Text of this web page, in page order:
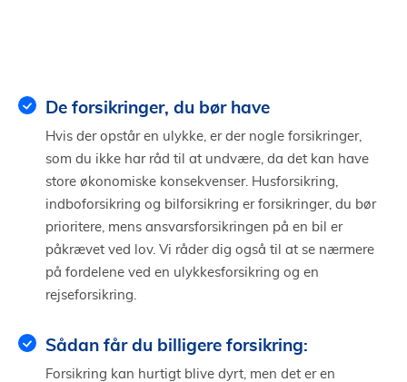
De forsikringer, du bør have
Hvis der opstår en ulykke, er der nogle forsikringer,
som du ikke har råd til at undvære, da det kan have
store økonomiske konsekvenser. Husforsikring,
indboforsikring og bilforsikring er forsikringer, du bør
prioritere, mens ansvarsforsikringen på en bil er
påkrævet ved lov. Vi råder dig også til at se nærmere
på fordelene ved en ulykkesforsikring og en
rejseforsikring.
Sådan får du billigere forsikring:
Forsikring kan hurtigt blive dyrt, men det er en